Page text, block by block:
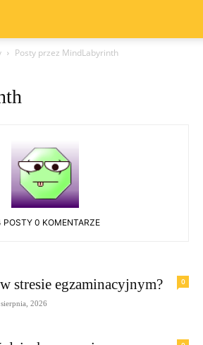
Posty przez MindLabyrinth
POSTY 0 KOMENTARZE
0
stresie egzaminacyjnym?
2026